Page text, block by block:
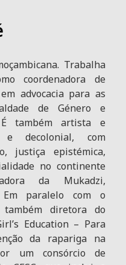
Trabalha
coordenadora de
advocacia para as
de Género e
também artista e
e decolonial, com
justiça epistémica,
no continente
da Mukadzi,
Em paralelo com o
diretora do
Education – Para
da rapariga na
um consórcio de